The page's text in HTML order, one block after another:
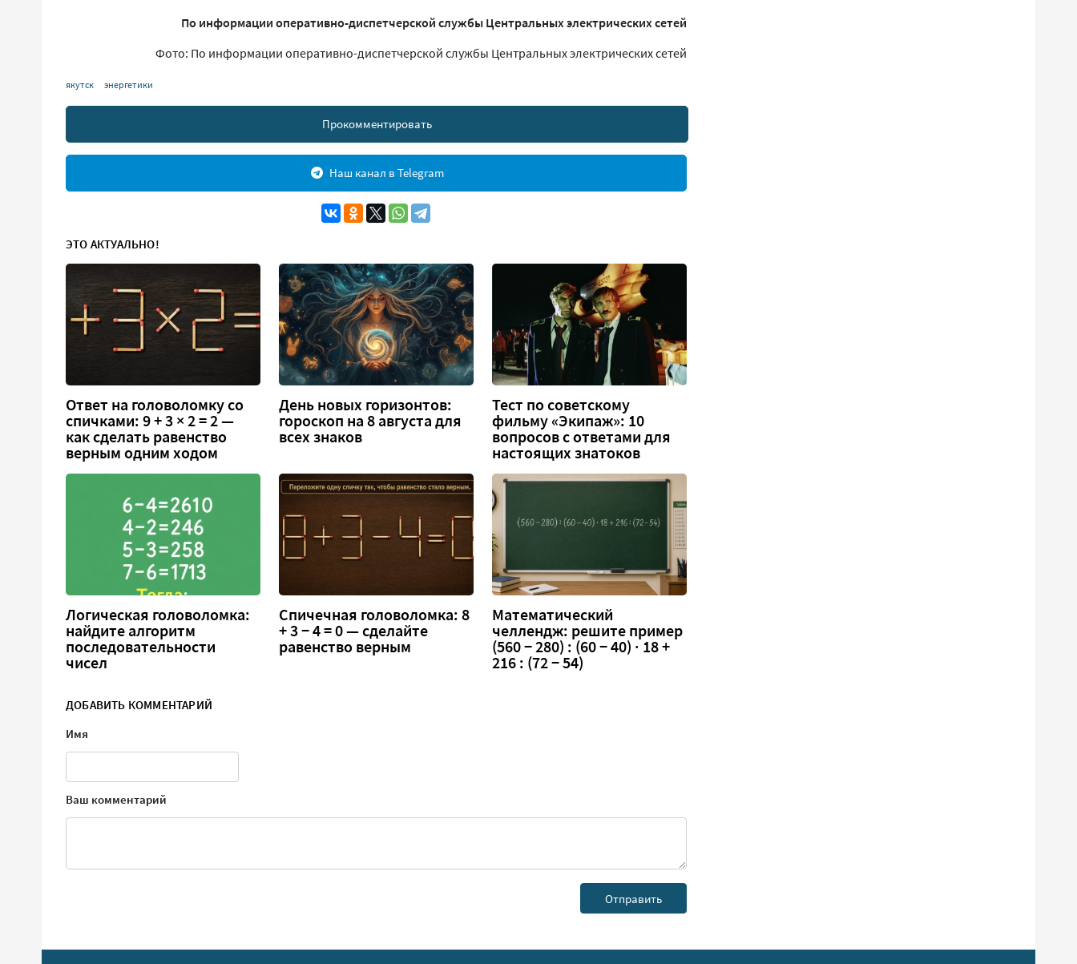
По информации оперативно-диспетчерской службы Центральных электрических сетей
Фото: По информации оперативно-диспетчерской службы Центральных электрических сетей
якутск энергетики
Прокомментировать
Наш канал в Telegram
ЭТО АКТУАЛЬНО!
Ответ на головоломку со
спичками: 9 + 3 × 2 = 2 —
как сделать равенство
верным одним ходом
День новых горизонтов:
гороскоп на 8 августа для
всех знаков
Тест по советскому
фильму «Экипаж»: 10
вопросов с ответами для
настоящих знатоков
Логическая головоломка:
найдите алгоритм
последовательности
чисел
Спичечная головоломка: 8
+ 3 − 4 = 0 — сделайте
равенство верным
Математический
челлендж: решите пример
(560 − 280) : (60 − 40) · 18 +
216 : (72 − 54)
ДОБАВИТЬ КОММЕНТАРИЙ
Имя
Ваш комментарий